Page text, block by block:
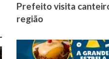
Prefeito visita
região